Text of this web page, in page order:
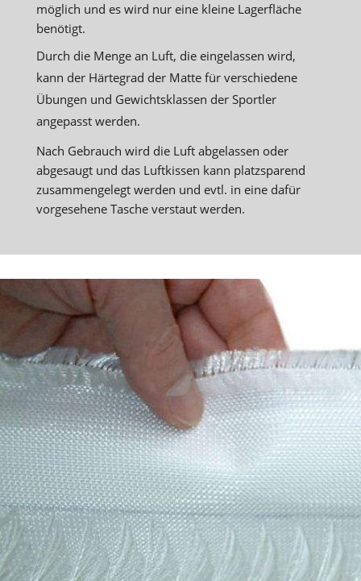
möglich und es wird nur eine kleine Lagerfläche
benötigt.
Durch die Menge an Luft, die eingelassen wird,
kann der Härtegrad der Matte für verschiedene
Übungen und Gewichtsklassen der Sportler
angepasst werden.
Nach Gebrauch wird die Luft abgelassen oder
abgesaugt und das Luftkissen kann platzsparend
zusammengelegt werden und evtl. in eine dafür
vorgesehene Tasche verstaut werden.